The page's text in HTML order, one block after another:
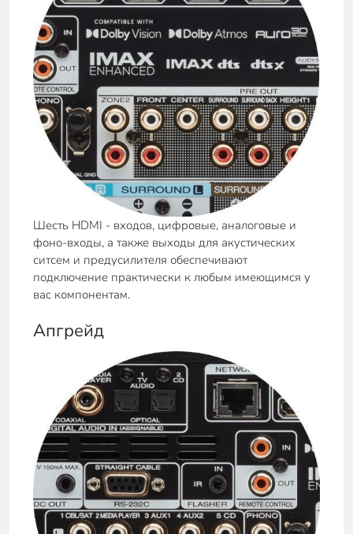
Шесть HDMI - входов, цифровые, аналоговые и
фоно-входы, а также выходы для акустических
ситсем и предусилителя обеспечивают
подключение практически к любым имеющимся у
вас компонентам.
Апгрейд